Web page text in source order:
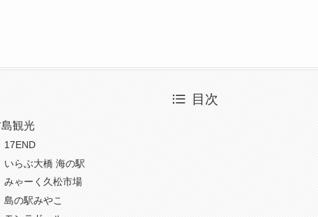
目次
観光
17END
いらぶ大橋 海の駅
みゃーく久松市場
島の駅みやこ